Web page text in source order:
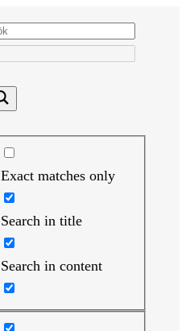
Exact matches only
Search in title
Search in content